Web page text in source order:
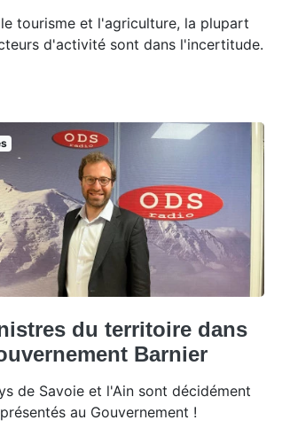
tourisme et l'agriculture, la plupart
d'activité sont dans l'incertitude.
du territoire dans
Barnier
de Savoie et l'Ain sont décidément
au Gouvernement !